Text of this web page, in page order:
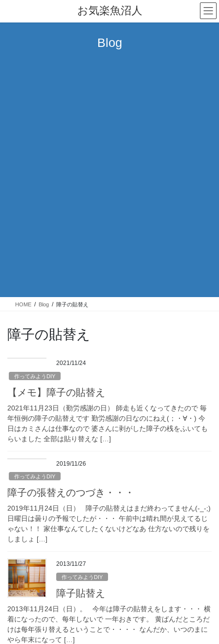
テ
ゲ
お気楽魚沼人
Blog
HOME Blog 障子の貼替え
障子の貼替え
2021/11/24
作ってみようDIY
【メモ】障子の貼替え
2021年11月23日（勤労感謝の日） 師走も近くなってきたので 毎
年恒例の障子の貼替えです 勤労感謝の日なのにねえ(；・∀・) 今
日はカミさんは仕事なので 婆さんに剥がした障子の桟をふいても
らいました 全部は貼り替えな […]
2019/11/26
作ってみようDIY
障子の張替えのつづき・・・
2019年11月24日（日） 障子の貼替えはまだ終わってません(-_-;)
日曜日は曇りの予報でしたが・・・ 午前中は晴れ間が見えてるじ
ゃない！！ 家仕事なんてしたくないけどなあ 仕方ないので残りを
しましょ […]
2013/11/27
作ってみようDIY
障子貼替え
2013年11月24日（日）。 今年は障子の貼替えをします・・・ 横
着になったので、每年しないで 一年おきです。 黄ばんだところだ
けは每年張り替えるということで・・・・ なんだか、いつのまに
やら年末になって […]